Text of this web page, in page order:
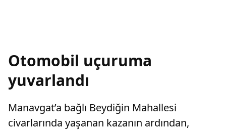
Otomobil uçuruma
yuvarlandı
Manavgat’a bağlı Beydiğin Mahallesi
civarlarında yaşanan kazanın ardından,